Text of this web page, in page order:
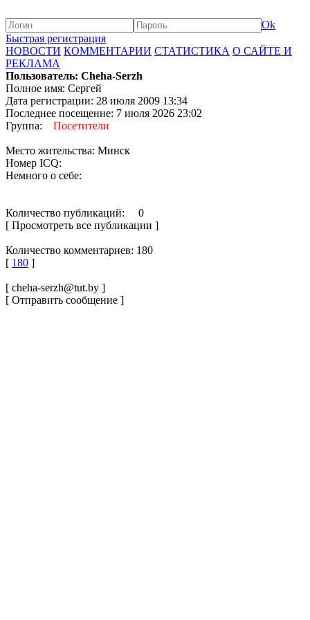
Ok
Быстрая регистрация
НОВОСТИ КОММЕНТАРИИ СТАТИСТИКА О САЙТЕ И
РЕКЛАМА
Пользователь: Cheha-Serzh
Полное имя: Сергей
Дата регистрации: 28 июля 2009 13:34
Последнее посещение: 7 июля 2026 23:02
Группа: Посетители
Место жительства: Минск
Номер ICQ:
Немного о себе:
Количество публикаций: 0
[ Просмотреть все публикации ]
Количество комментариев: 180
[ 180 ]
[ cheha-serzh@tut.by ]
[ Отправить сообщение ]